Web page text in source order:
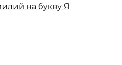
на букву Я